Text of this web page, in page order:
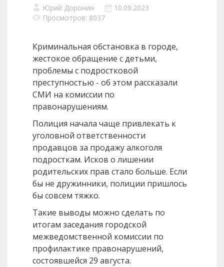
Юрий Доронин
10.09.2023
Просмотров: 8037
Криминальная обстановка в городе,
жестокое обращение с детьми,
проблемы с подростковой
преступностью - об этом рассказали
СМИ на комиссии по
правонарушениям.
Полиция начала чаще привлекать к
уголовной ответственности
продавцов за продажу алкоголя
подросткам. Исков о лишении
родительских прав стало больше. Если
бы не дружинники, полиции пришлось
бы совсем тяжко.
Такие выводы можно сделать по
итогам заседания городской
межведомственной комиссии по
профилактике правонарушений,
состоявшейся 29 августа.